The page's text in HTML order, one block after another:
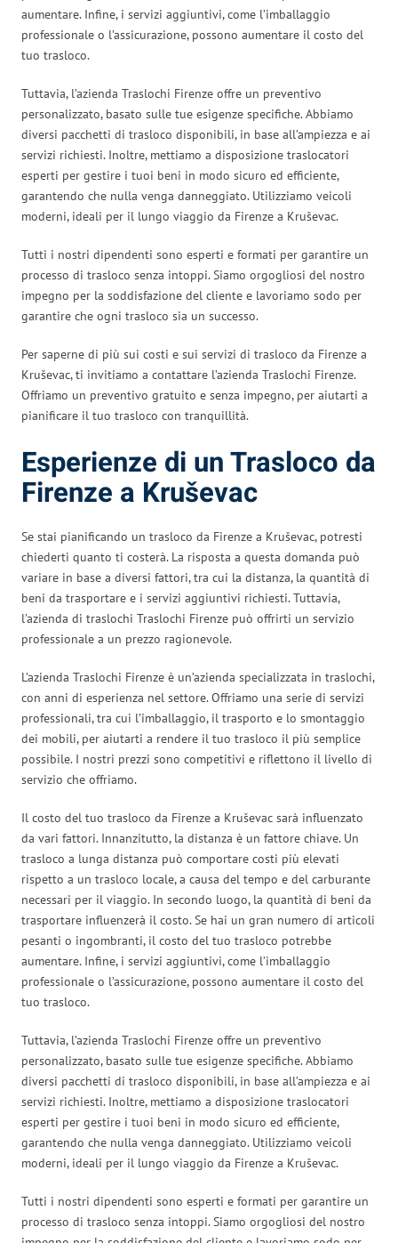
aumentare. Infine, i servizi aggiuntivi, come l’imballaggio
professionale o l’assicurazione, possono aumentare il costo del
tuo trasloco.
Tuttavia, l’azienda Traslochi Firenze offre un preventivo
personalizzato, basato sulle tue esigenze specifiche. Abbiamo
diversi pacchetti di trasloco disponibili, in base all’ampiezza e ai
servizi richiesti. Inoltre, mettiamo a disposizione traslocatori
esperti per gestire i tuoi beni in modo sicuro ed efficiente,
garantendo che nulla venga danneggiato. Utilizziamo veicoli
moderni, ideali per il lungo viaggio da Firenze a Kruševac.
Tutti i nostri dipendenti sono esperti e formati per garantire un
processo di trasloco senza intoppi. Siamo orgogliosi del nostro
impegno per la soddisfazione del cliente e lavoriamo sodo per
garantire che ogni trasloco sia un successo.
Per saperne di più sui costi e sui servizi di trasloco da Firenze a
Kruševac, ti invitiamo a contattare l’azienda Traslochi Firenze.
Offriamo un preventivo gratuito e senza impegno, per aiutarti a
pianificare il tuo trasloco con tranquillità.
Esperienze di un Trasloco da
Firenze a Kruševac
Se stai pianificando un trasloco da Firenze a Kruševac, potresti
chiederti quanto ti costerà. La risposta a questa domanda può
variare in base a diversi fattori, tra cui la distanza, la quantità di
beni da trasportare e i servizi aggiuntivi richiesti. Tuttavia,
l’azienda di traslochi Traslochi Firenze può offrirti un servizio
professionale a un prezzo ragionevole.
L’azienda Traslochi Firenze è un’azienda specializzata in traslochi,
con anni di esperienza nel settore. Offriamo una serie di servizi
professionali, tra cui l’imballaggio, il trasporto e lo smontaggio
dei mobili, per aiutarti a rendere il tuo trasloco il più semplice
possibile. I nostri prezzi sono competitivi e riflettono il livello di
servizio che offriamo.
Il costo del tuo trasloco da Firenze a Kruševac sarà influenzato
da vari fattori. Innanzitutto, la distanza è un fattore chiave. Un
trasloco a lunga distanza può comportare costi più elevati
rispetto a un trasloco locale, a causa del tempo e del carburante
necessari per il viaggio. In secondo luogo, la quantità di beni da
trasportare influenzerà il costo. Se hai un gran numero di articoli
pesanti o ingombranti, il costo del tuo trasloco potrebbe
aumentare. Infine, i servizi aggiuntivi, come l’imballaggio
professionale o l’assicurazione, possono aumentare il costo del
tuo trasloco.
Tuttavia, l’azienda Traslochi Firenze offre un preventivo
personalizzato, basato sulle tue esigenze specifiche. Abbiamo
diversi pacchetti di trasloco disponibili, in base all’ampiezza e ai
servizi richiesti. Inoltre, mettiamo a disposizione traslocatori
esperti per gestire i tuoi beni in modo sicuro ed efficiente,
garantendo che nulla venga danneggiato. Utilizziamo veicoli
moderni, ideali per il lungo viaggio da Firenze a Kruševac.
Tutti i nostri dipendenti sono esperti e formati per garantire un
processo di trasloco senza intoppi. Siamo orgogliosi del nostro